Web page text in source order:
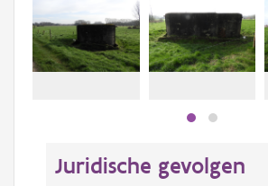
Juridische gevolgen